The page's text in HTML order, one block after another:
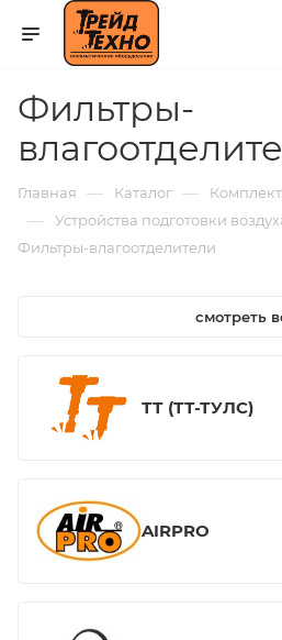
Фильтры-
Главная — Каталог —
— Устройства подготовки
Фильтры-влагоотделители
смотреть
ТТ (ТТ-ТУЛС)
AIRPRO